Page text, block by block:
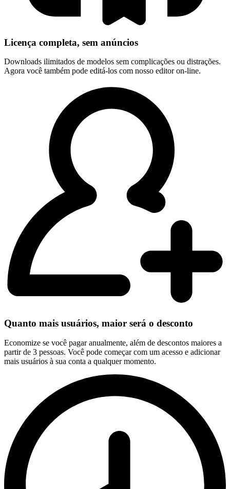
Licença completa, sem anúncios
Downloads ilimitados de modelos sem complicações ou distrações.
Agora você também pode editá-los com nosso editor on-line.
Quanto mais usuários, maior será o desconto
Economize se você pagar anualmente, além de descontos maiores a
partir de 3 pessoas. Você pode começar com um acesso e adicionar
mais usuários à sua conta a qualquer momento.